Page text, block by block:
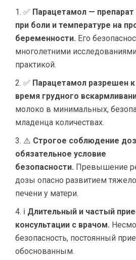
✅ Парацетамол —
при боли и температуре на
беременности. Его
многолетними
практикой.
✅ Парацетамол разрешен
время грудного
молоко в минимальных,
младенца количествах.
⚠️ Строгое соблюдение
обязательное условие
безопасности. Превышение
дозы опасно развитием
печени у матери.
ℹ Длительный и частый
консультации с врачом.
безопасность, постоянный
обоснованным.